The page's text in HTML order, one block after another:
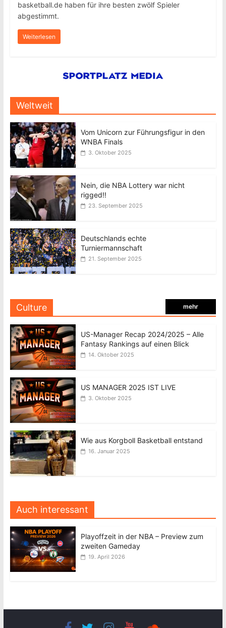
basketball.de haben für ihre besten zwölf Spieler
abgestimmt.
Weiterlesen
Weltweit
Vom Unicorn zur Führungsfigur in den
WNBA Finals
3. Oktober 2025
Nein, die NBA Lottery war nicht
rigged!!
23. September 2025
Deutschlands echte
Turniermannschaft
21. September 2025
Culture mehr
US-Manager Recap 2024/2025 – Alle
Fantasy Rankings auf einen Blick
14. Oktober 2025
US MANAGER 2025 IST LIVE
3. Oktober 2025
Wie aus Korgboll Basketball entstand
16. Januar 2025
Auch interessant
Playoffzeit in der NBA – Preview zum
zweiten Gameday
19. April 2026